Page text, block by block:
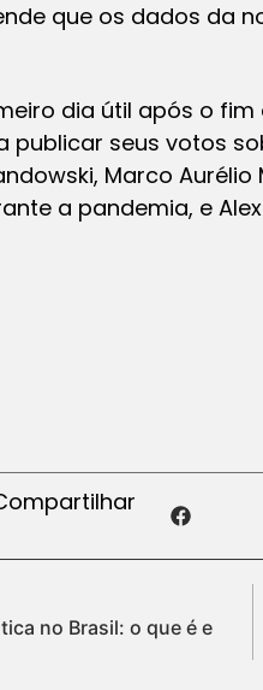
que os dados da
dia útil após o
seus votos
Marco
a pandemia, e
no Brasil: o que é e